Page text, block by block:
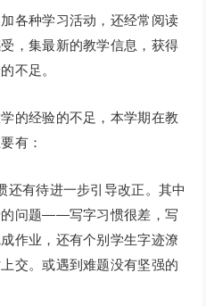
各种学习活动，还经常阅读
，集最新的教学信息，获得
不足。
的经验的不足，本学期在教
有：
还有待进一步引导改正。其中
的问题——写字习惯很差，写
作业，还有个别学生字迹潦
交。或遇到难题没有坚强的